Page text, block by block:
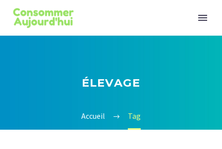
ÉLEVAGE
Accueil Tag